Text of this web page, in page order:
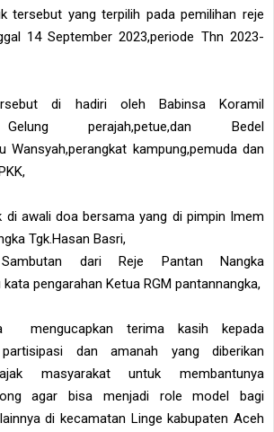
tersebut yang terpilih pada pemilihan reje
14 September 2023,periode Thn 2023-
di hadiri oleh Babinsa Koramil
perajah,petue,dan Bedel
Wansyah,perangkat kampung,pemuda dan
di awali doa bersama yang di pimpin Imem
Tgk.Hasan Basri,
dari Reje Pantan Nangka
pengarahan Ketua RGM pantannangka,
mengucapkan terima kasih kepada
dan amanah yang diberikan
masyarakat untuk membantunya
agar bisa menjadi role model bagi
di kecamatan Linge kabupaten Aceh